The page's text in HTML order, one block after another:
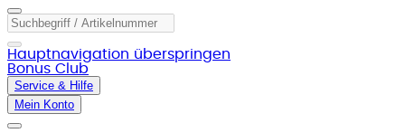
Hauptnavigation überspringen
Bonus Club
Service & Hilfe
Mein Konto